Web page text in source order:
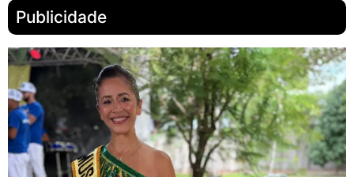
Publicidade